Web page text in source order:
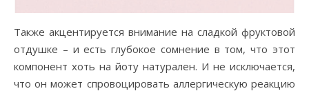
Также акцентируется внимание на сладкой фруктовой
отдушке – и есть глубокое сомнение в том, что этот
компонент хоть на йоту натурален. И не исключается,
что он может спровоцировать аллергическую реакцию